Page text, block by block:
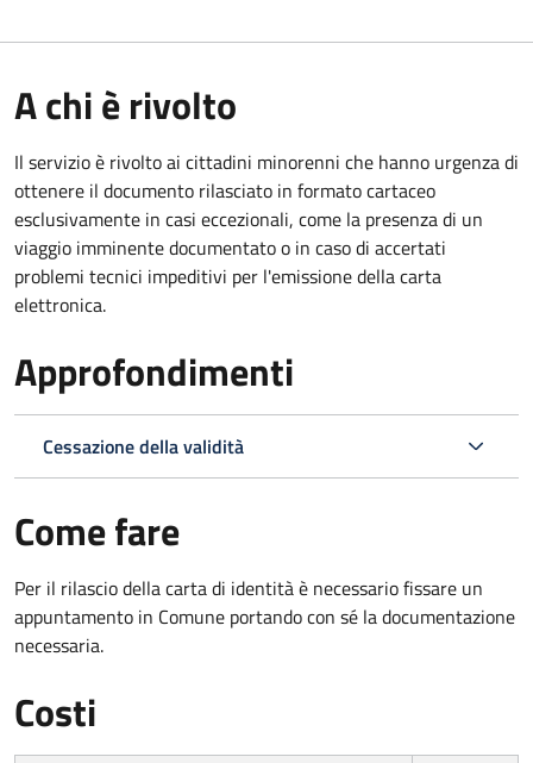
A chi è rivolto
Il servizio è rivolto ai cittadini minorenni che hanno urgenza di
ottenere il documento rilasciato in formato cartaceo
esclusivamente in casi eccezionali, come la presenza di un
viaggio imminente documentato o in caso di accertati
problemi tecnici impeditivi per l'emissione della carta
elettronica.
Approfondimenti
Cessazione della validità
Come fare
Per il rilascio della carta di identità è necessario fissare un
appuntamento in Comune portando con sé la documentazione
necessaria.
Costi